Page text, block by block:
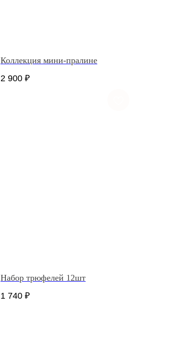
Коллекция мини-пралине
2 900 ₽
Набор трюфелей 12шт
1 740 ₽